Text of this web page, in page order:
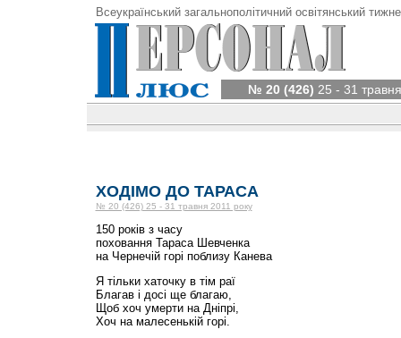
Всеукраїнський загальнополітичний освітянський
№ 20 (426) 25 - 31
ХОДІМО ДО ТАРАСА
№ 20 (426) 25 - 31 травня 2011 року
150 років з часу
поховання Тараса Шевченка
на Чернечій горі поблизу Канева
Я тільки хаточку в тім раї
Благав і досі ще благаю,
Щоб хоч умерти на Дніпрі,
Хоч на малесенькій горі.